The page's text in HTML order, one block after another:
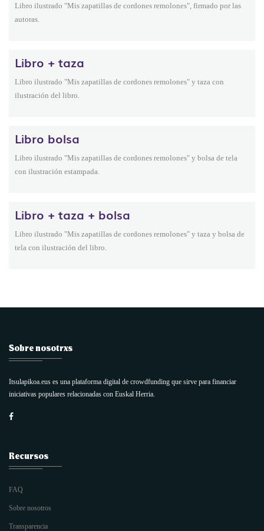
Libro ilustrado "Mis zapatillas de cordones remolones", firmado por las
autoras.
Libro + taza
Libro ilustrado "Mis zapatillas de cordones remolones" y taza con
ilustración del libro.
Libro bolsa
Libro ilustrado "Mis zapatillas de cordones remolones" y bolsa de tela
con ilustración estampada.
Libro + taza + bolsa
Libro ilustrado "Mis zapatillas de cordones remolones" y taza y bolsa de
tela con ilustración del libro.
Sobre nosotrxs
Itsulapikoa.eus es una plataforma digital de crowdfunding que sirve para financiar
iniciativas populares relacionadas con Euskal Herria.
Recursos
FAQ
Sobre nosotros
Transparencia